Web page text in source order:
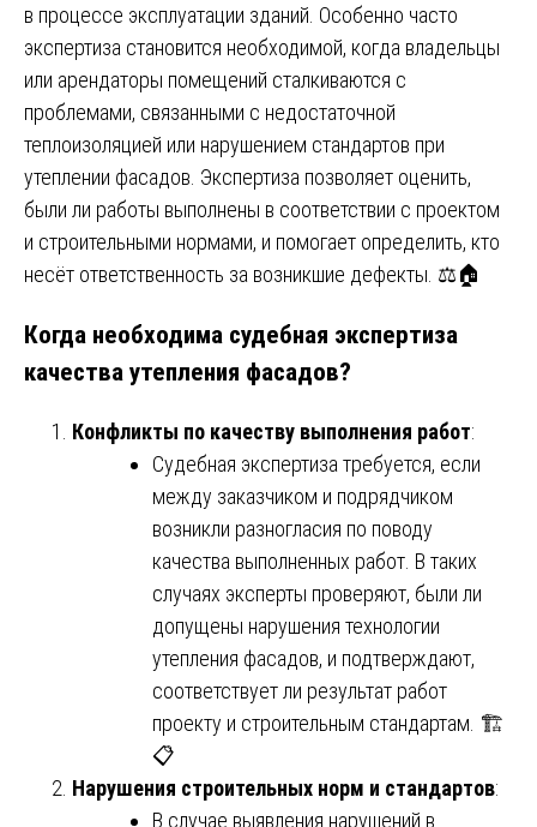
в процессе эксплуатации зданий. Особенно часто
экспертиза становится необходимой, когда владельцы
или арендаторы помещений сталкиваются с
проблемами, связанными с недостаточной
теплоизоляцией или нарушением стандартов при
утеплении фасадов. Экспертиза позволяет оценить,
были ли работы выполнены в соответствии с проектом
и строительными нормами, и помогает определить, кто
несёт ответственность за возникшие дефекты. ⚖️🏠
Когда необходима судебная экспертиза
качества утепления фасадов?
Конфликты по качеству выполнения работ:
Судебная экспертиза требуется, если
между заказчиком и подрядчиком
возникли разногласия по поводу
качества выполненных работ. В таких
случаях эксперты проверяют, были ли
допущены нарушения технологии
утепления фасадов, и подтверждают,
соответствует ли результат работ
проекту и строительным стандартам. 🏗️
📋
Нарушения строительных норм и стандартов:
В случае выявления нарушений в